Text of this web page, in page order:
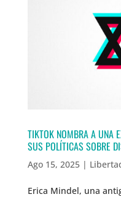
TIKTOK NOMBRA A UNA
SUS POLÍTICAS SOBRE
Ago 15, 2025|
Erica Mindel, una